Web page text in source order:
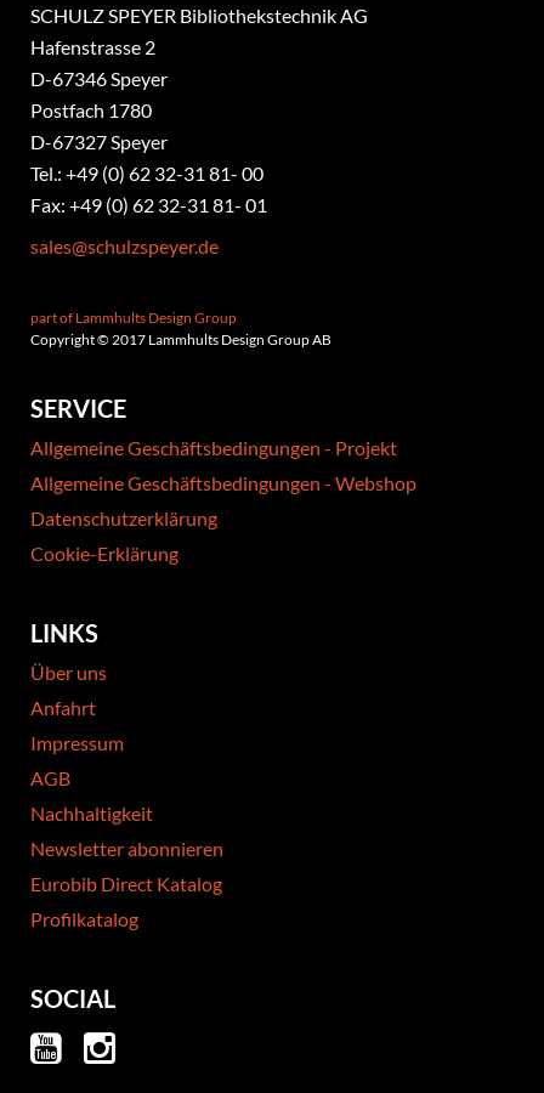
SCHULZ SPEYER Bibliothekstechnik AG
Hafenstrasse 2
​D-67346 Speyer
Postfach 1780
D-67327 Speyer
Tel.: +49 (0) 62 32-31 81- 00
Fax: +49 (0) 62 32-31 81- 01
sales@schulzspeyer.de
part of Lammhults Design Group
Copyright © 2017 Lammhults Design Group AB
SERVICE
Allgemeine Geschäftsbedingungen - Projekt
Allgemeine Geschäftsbedingungen - Webshop
Datenschutzerklärung
Cookie-Erklärung
LINKS
Über uns
Anfahrt
Impressum
AGB
Nachhaltigkeit
Newsletter abonnieren
Eurobib Direct Katalog
Profilkatalog
SOCIAL